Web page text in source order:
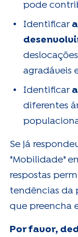
pode
Identificar
agradáveis
Identificar
diferentes
Se já
"Mobilidade"
respostas
tendências da
que preencha
Por favor,